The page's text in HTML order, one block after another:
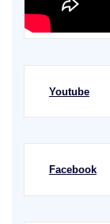
Youtube
Facebook